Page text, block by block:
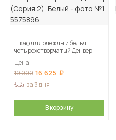
Шкаф для одежды и белья
четырехстворчатый Денвер
Цена
19 000 16 625
за 3 дня
В корзину